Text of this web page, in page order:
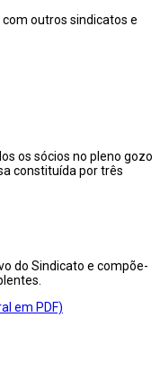
outros sindicatos e
os sócios no pleno gozo
constituída por três
do Sindicato e compõe-
em PDF)